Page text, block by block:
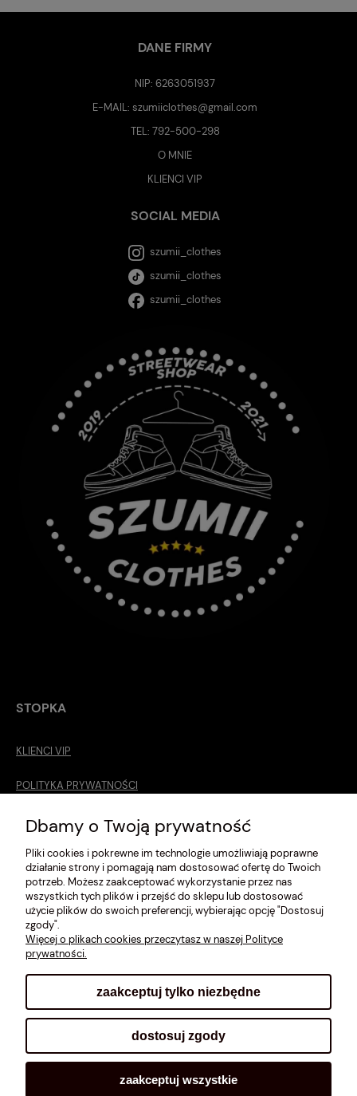
STOPKA
KLIENCI VIP
POLITYKA PRYWATNOŚCI
O MNIE
ROZMIARÓWKA [cm]
REGULAMIN
METODY PŁATNOŚCI
DANE FIRMY
NIP: 6263051937
E-MAIL:szumiiclothes@gmail.com
TEL: 792-500-298
O MNIE
KLIENCI VIP
SOCIAL MEDIA
szumii_clothes
szumii_clothes
szumii_clothes
Sklep internetowy Shoplo.pl, powered byShoper.
Dbamy o Twoją prywatność
Pliki cookies i pokrewne im technologie umożliwiają poprawne
działanie strony i pomagają nam dostosować ofertę do Twoich
potrzeb. Możesz zaakceptować wykorzystanie przez nas
wszystkich tych plików i przejść do sklepu lub dostosować
użycie plików do swoich preferencji, wybierając opcję "Dostosuj
zgody".
Więcej o plikach cookies przeczytasz w naszej Polityce
prywatności.
zaakceptuj tylko niezbędne
dostosuj zgody
zaakceptuj wszystkie